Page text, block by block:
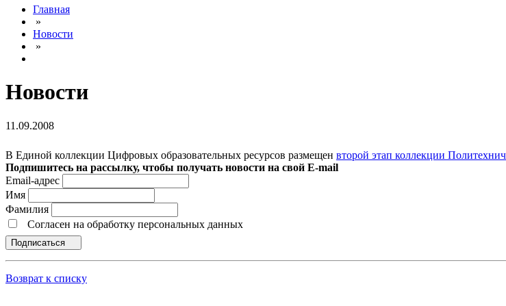
Главная
»
Новости
»
Новости
11.09.2008
В Единой коллекции Цифровых образовательных ресурсов размещен второй этап коллекции
Подпишитесь на рассылку, чтобы получать новости на свой E-mail
Email-адрес
Имя
Фамилия
Согласен на обработку персональных данных
Подписаться
Возврат к списку